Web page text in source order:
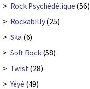
> Rock Psychédélique (56)
> Rockabilly (25)
> Ska (6)
> Soft Rock (58)
> Twist (28)
>Yéyé (49)